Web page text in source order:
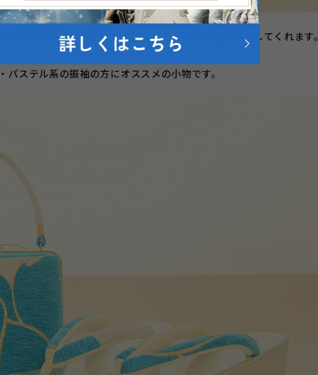
クのセットは、持つだけでグンと華やかさをプラスしてくれます。
ステル系の振袖の方にオススメの小物です。